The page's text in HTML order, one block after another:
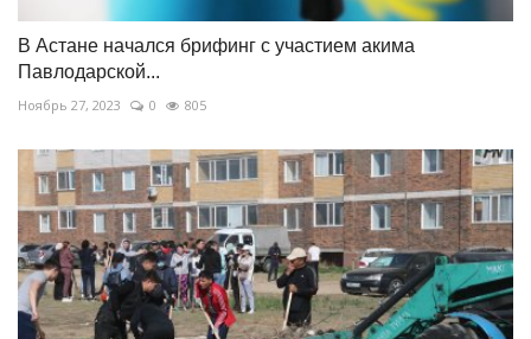
В Астане начался брифинг с участием акима
Павлодарской...
Ноябрь 27, 2023 0 805